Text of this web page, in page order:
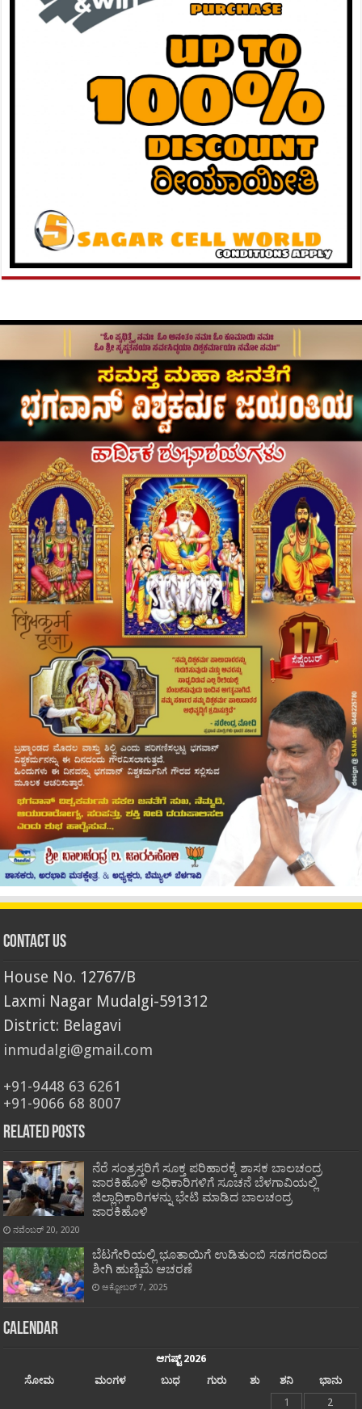
Contact Us
House No. 12767/B
Laxmi Nagar Mudalgi-591312
District: Belagavi
inmudalgi@gmail.com
+91-9448 63 6261
+91-9066 68 8007
Related Posts
ನೆರೆ ಸಂತ್ರಸ್ತರಿಗೆ ಸೂಕ್ತ ಪರಿಹಾರಕ್ಕೆ ಶಾಸಕ ಬಾಲಚಂದ್ರ
ಜಾರಕಿಹೊಳಿ ಅಧಿಕಾರಿಗಳಿಗೆ ಸೂಚನೆ ಬೆಳಗಾವಿಯಲ್ಲಿ
ಜಿಲ್ಲಾಧಿಕಾರಿಗಳನ್ನು ಭೇಟಿ ಮಾಡಿದ ಬಾಲಚಂದ್ರ
ಜಾರಕಿಹೊಳಿ
ನವೆಂಬರ್ 20, 2020
ಬೆಟಗೇರಿಯಲ್ಲಿ ಭೂತಾಯಿಗೆ ಉಡಿತುಂಬಿ ಸಡಗರದಿಂದ
ಶೀಗಿ ಹುಣ್ಣಿಮೆ ಆಚರಣೆ
ಅಕ್ಟೋಬರ್ 7, 2025
Calendar
ಆಗಷ್ಟ್ 2026
ಸೋಮ
ಮಂಗಳ ಬುಧ ಗುರು ಶು ಶನಿ
ಭಾನು
1
2